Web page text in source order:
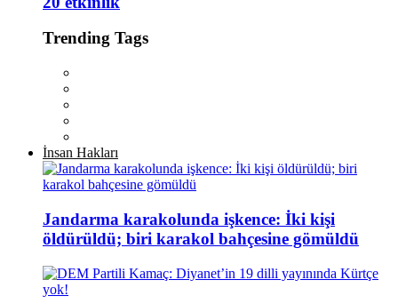
Trending Tags
İnsan Hakları
Jandarma karakolunda işkence: İki kişi
öldürüldü; biri karakol bahçesine gömüldü